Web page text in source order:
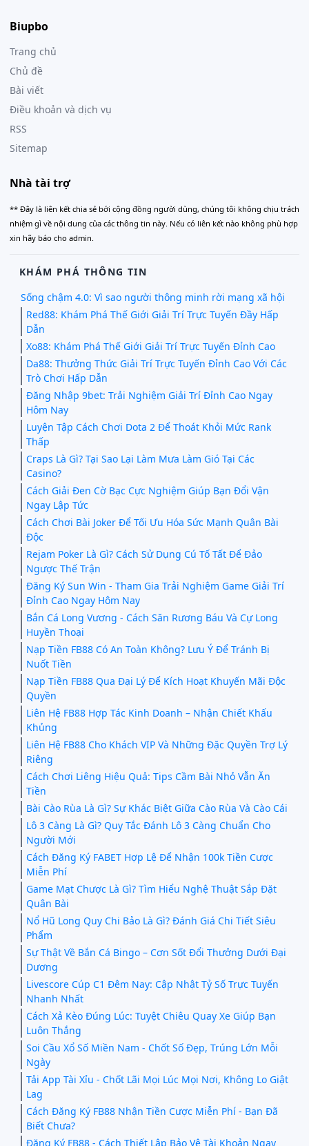
Biupbo
Trang chủ
Chủ đề
Bài viết
Điều khoản và dịch vụ
RSS
Sitemap
Nhà tài trợ
** Đây là liên kết chia sẻ bới cộng đồng người dùng, chúng tôi không chịu trách
nhiệm gì về nội dung của các thông tin này. Nếu có liên kết nào không phù hợp
xin hãy báo cho admin.
KHÁM PHÁ THÔNG TIN
Sống chậm 4.0: Vì sao người thông minh rời mạng xã hội
Red88: Khám Phá Thế Giới Giải Trí Trực Tuyến Đầy Hấp
Dẫn
Xo88: Khám Phá Thế Giới Giải Trí Trực Tuyến Đỉnh Cao
Da88: Thưởng Thức Giải Trí Trực Tuyến Đỉnh Cao Với Các
Trò Chơi Hấp Dẫn
Đăng Nhập 9bet: Trải Nghiệm Giải Trí Đỉnh Cao Ngay
Hôm Nay
Luyện Tập Cách Chơi Dota 2 Để Thoát Khỏi Mức Rank
Thấp
Craps Là Gì? Tại Sao Lại Làm Mưa Làm Gió Tại Các
Casino?
Cách Giải Đen Cờ Bạc Cực Nghiệm Giúp Bạn Đổi Vận
Ngay Lập Tức
Cách Chơi Bài Joker Để Tối Ưu Hóa Sức Mạnh Quân Bài
Độc
Rejam Poker Là Gì? Cách Sử Dụng Cú Tố Tất Để Đảo
Ngược Thế Trận
Đăng Ký Sun Win - Tham Gia Trải Nghiệm Game Giải Trí
Đỉnh Cao Ngay Hôm Nay
Bắn Cá Long Vương - Cách Săn Rương Báu Và Cự Long
Huyền Thoại
Nạp Tiền FB88 Có An Toàn Không? Lưu Ý Để Tránh Bị
Nuốt Tiền
Nạp Tiền FB88 Qua Đại Lý Để Kích Hoạt Khuyến Mãi Độc
Quyền
Liên Hệ FB88 Hợp Tác Kinh Doanh – Nhận Chiết Khấu
Khủng
Liên Hệ FB88 Cho Khách VIP Và Những Đặc Quyền Trợ Lý
Riêng
Cách Chơi Liêng Hiệu Quả: Tips Cầm Bài Nhỏ Vẫn Ăn
Tiền
Bài Cào Rùa Là Gì? Sự Khác Biệt Giữa Cào Rùa Và Cào Cái
Lô 3 Càng Là Gì? Quy Tắc Đánh Lô 3 Càng Chuẩn Cho
Người Mới
Cách Đăng Ký FABET Hợp Lệ Để Nhận 100k Tiền Cược
Miễn Phí
Game Mạt Chược Là Gì? Tìm Hiểu Nghệ Thuật Sắp Đặt
Quân Bài
Nổ Hũ Long Quy Chi Bảo Là Gì? Đánh Giá Chi Tiết Siêu
Phẩm
Sự Thật Về Bắn Cá Bingo – Cơn Sốt Đổi Thưởng Dưới Đại
Dương
Livescore Cúp C1 Đêm Nay: Cập Nhật Tỷ Số Trực Tuyến
Nhanh Nhất
Cách Xả Kèo Đúng Lúc: Tuyệt Chiêu Quay Xe Giúp Bạn
Luôn Thắng
Soi Cầu Xổ Số Miền Nam - Chốt Số Đẹp, Trúng Lớn Mỗi
Ngày
Tải App Tài Xỉu - Chốt Lãi Mọi Lúc Mọi Nơi, Không Lo Giật
Lag
Cách Đăng Ký FB88 Nhận Tiền Cược Miễn Phí - Bạn Đã
Biết Chưa?
Đăng Ký FB88 - Cách Thiết Lập Bảo Vệ Tài Khoản Ngay